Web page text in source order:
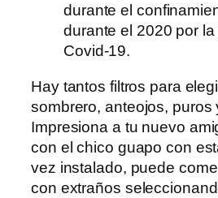
durante el
durante el 2020 por la
Covid-19.
Hay tantos filtros para
sombrero, anteojos, puros
Impresiona a tu nuevo
con el chico guapo con
vez instalado, puede
con extraños